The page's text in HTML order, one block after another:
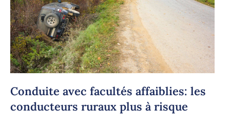
Conduite avec facultés affaiblies: les
conducteurs ruraux plus à risque